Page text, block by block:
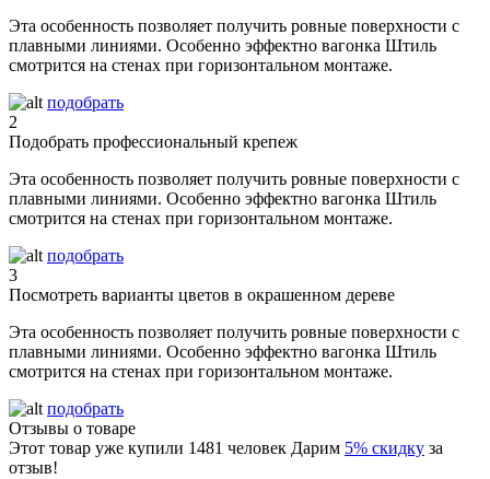
Эта особенность позволяет получить ровные поверхности с
плавными линиями. Особенно эффектно вагонка Штиль
смотрится на стенах при горизонтальном монтаже.
подобрать
2
Подобрать профессиональный крепеж
Эта особенность позволяет получить ровные поверхности с
плавными линиями. Особенно эффектно вагонка Штиль
смотрится на стенах при горизонтальном монтаже.
подобрать
3
Посмотреть варианты цветов в окрашенном дереве
Эта особенность позволяет получить ровные поверхности с
плавными линиями. Особенно эффектно вагонка Штиль
смотрится на стенах при горизонтальном монтаже.
подобрать
Отзывы о товаре
Этот товар уже купили 1481 человек Дарим 5% скидку за
отзыв!